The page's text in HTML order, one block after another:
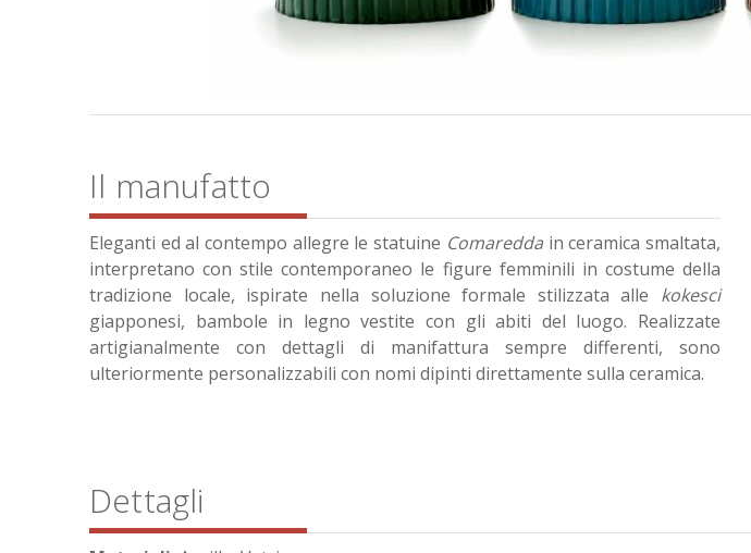
Il manufatto
Eleganti ed al contempo allegre le statuine Comareddain ceramica smaltata,
interpretano con stile contemporaneo le figure femminili in costume della
tradizione locale, ispirate nella soluzione formale stilizzata alle kokesci
giapponesi, bambole in legno vestite con gli abiti del luogo. Realizzate
artigianalmente con dettagli di manifattura sempre differenti, sono
ulteriormente personalizzabili con nomi dipinti direttamente sulla ceramica.
Dettagli